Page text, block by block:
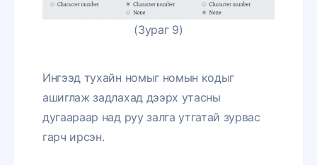
(Зураг 9)
Ингээд тухайн номыг номын кодыг
ашиглаж задлахад дээрх утасны
дугаараар над руу залга утгатай зурвас
гарч ирсэн.